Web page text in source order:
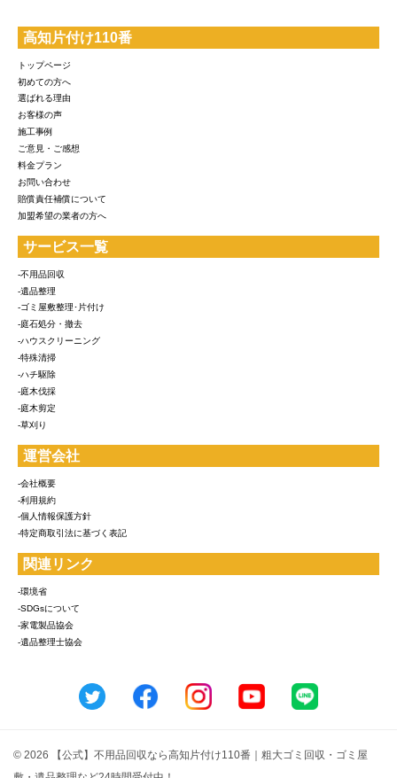
高知片付け110番
トップページ
初めての方へ
選ばれる理由
お客様の声
施工事例
ご意見・ご感想
料金プラン
お問い合わせ
賠償責任補償について
加盟希望の業者の方へ
サービス一覧
-不用品回収
-遺品整理
-ゴミ屋敷整理･片付け
-庭石処分・撤去
-ハウスクリーニング
-特殊清掃
-ハチ駆除
-庭木伐採
-庭木剪定
-草刈り
運営会社
-会社概要
-利用規約
-個人情報保護方針
-特定商取引法に基づく表記
関連リンク
-環境省
-SDGsについて
-家電製品協会
-遺品整理士協会
© 2026 【公式】不用品回収なら高知片付け110番｜粗大ゴミ回収・ゴミ屋